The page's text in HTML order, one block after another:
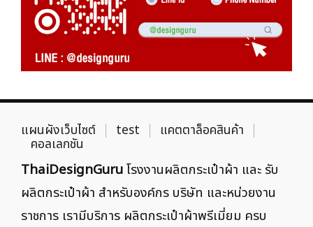
แผนผังเว็บไซต์ test แคตตาล็อคสินค้า
คอลเลกชัน
ThaiDesignGuruโรงงานผลิตกระเป๋าผ้า และ รับ
ผลิตกระเป๋าผ้า สำหรับองค์กร บริษัท และหน่วยงาน
ราชการ เรามีบริการ ผลิตกระเป๋าผ้าพรีเมี่ยม ครบ